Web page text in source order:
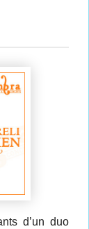
d’un duo